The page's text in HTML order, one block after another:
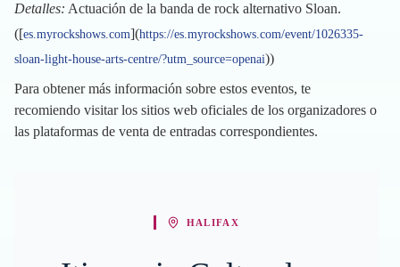
Detalles: Actuación de la banda de rock alternativo Sloan.
([es.myrockshows.com](https://es.myrockshows.com/event/1026335-
sloan-light-house-arts-centre/?utm_source=openai))
Para obtener más información sobre estos eventos, te
recomiendo visitar los sitios web oficiales de los organizadores o
las plataformas de venta de entradas correspondientes.
HALIFAX